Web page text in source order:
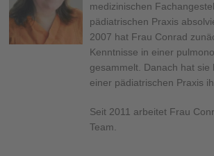
medizinischen
pädiatrischen Praxis
2007 hat Frau Conrad
Kenntnisse in einer
gesammelt. Danach hat sie
einer pädiatrischen Praxis
Seit 2011 arbeitet Frau
Team.